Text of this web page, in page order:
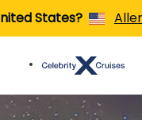
States?